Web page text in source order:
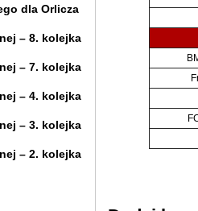
dla Orlicza
– 8. kolejka
– 7. kolejka
– 4. kolejka
– 3. kolejka
– 2. kolejka